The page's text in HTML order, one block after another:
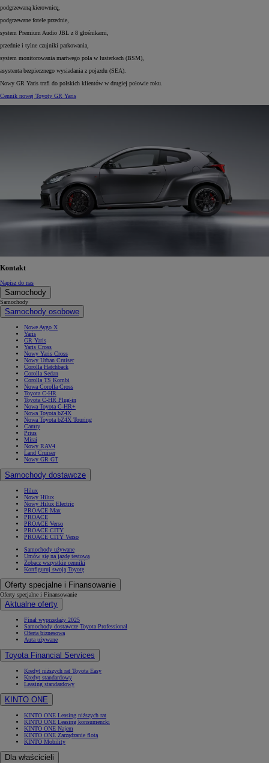
podgrzewaną kierownicę,
podgrzewane fotele przednie,
system Premium Audio JBL z 8 głośnikami,
przednie i tylne czujniki parkowania,
system monitorowania martwego pola w lusterkach (BSM),
asystenta bezpiecznego wysiadania z pojazdu (SEA).
Nowy GR Yaris trafi do polskich klientów w drugiej połowie roku.
Cennik nowej Toyoty GR Yaris
Kontakt
Napisz do nas
Samochody
Samochody
Samochody osobowe
Nowe Aygo X
Yaris
GR Yaris
Yaris Cross
Nowy Yaris Cross
Nowy Urban Cruiser
Corolla Hatchback
Corolla Sedan
Corolla TS Kombi
Nowa Corolla Cross
Toyota C-HR
Toyota C-HR Plug-in
Nowa Toyota C-HR+
Nowa Toyota bZ4X
Nowa Toyota bZ4X Touring
Camry
Prius
Mirai
Nowy RAV4
Land Cruiser
Nowy GR GT
Samochody dostawcze
Hilux
Nowy Hilux
Nowy Hilux Electric
PROACE Max
PROACE
PROACE Verso
PROACE CITY
PROACE CITY Verso
Samochody używane
Umów się na jazdę testową
Zobacz wszystkie cenniki
Konfiguruj swoją Toyotę
Oferty specjalne i Finansowanie
Oferty specjalne i Finansowanie
Aktualne oferty
Finał wyprzedaży 2025
Samochody dostawcze Toyota Professional
Oferta biznesowa
Auta używane
Toyota Financial Services
Kredyt niższych rat Toyota Easy
Kredyt standardowy
Leasing standardowy
KINTO ONE
KINTO ONE Leasing niższych rat
KINTO ONE Leasing konsumencki
KINTO ONE Najem
KINTO ONE Zarządzanie flotą
KINTO Mobility
Dla właścicieli